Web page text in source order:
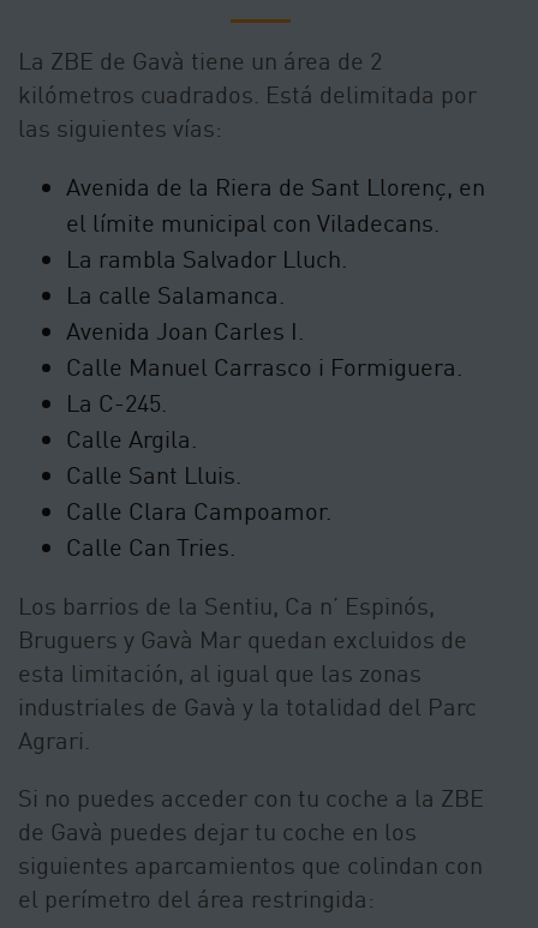
La ZBE de Gavà tiene un área de 2
kilómetros cuadrados. Está delimitada por
las siguientes vías:
Avenida de la Riera de Sant Llorenç, en
el límite municipal con Viladecans.
La rambla Salvador Lluch.
La calle Salamanca.
Avenida Joan Carles I.
Calle Manuel Carrasco i Formiguera.
La C-245.
Calle Argila.
Calle Sant Lluis.
Calle Clara Campoamor.
Calle Can Tries.
Los barrios de la Sentiu, Ca n’ Espinós,
Bruguers y Gavà Mar quedan excluidos de
esta limitación, al igual que las zonas
industriales de Gavà y la totalidad del Parc
Agrari.
Si no puedes acceder con tu coche a la ZBE
de Gavà puedes dejar tu coche en los
siguientes aparcamientos que colindan con
el perímetro del área restringida: